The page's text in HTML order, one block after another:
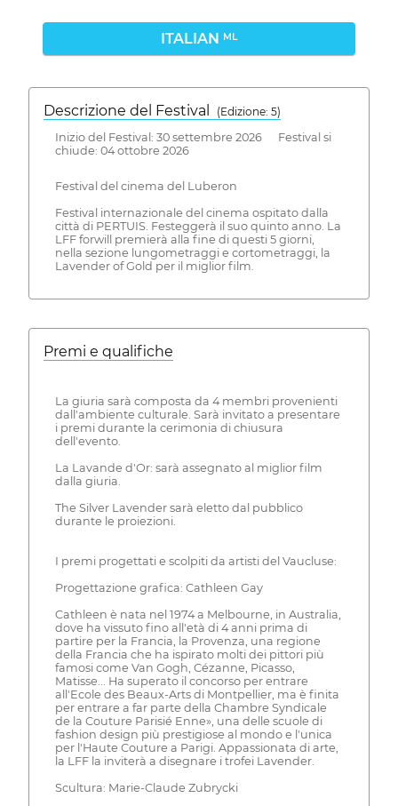
ITALIAN ML
Descrizione del Festival
( Edizione: 5)
Inizio del Festival: 30 settembre 2026 Festival si
chiude: 04 ottobre 2026
Festival del cinema del Luberon
Festival internazionale del cinema ospitato dalla
città di PERTUIS. Festeggerà il suo quinto anno. La
LFF forwill premierà alla fine di questi 5 giorni,
nella sezione lungometraggi e cortometraggi, la
Lavender of Gold per il miglior film.
Premi e qualifiche
La giuria sarà composta da 4 membri provenienti
dall'ambiente culturale. Sarà invitato a presentare
i premi durante la cerimonia di chiusura
dell'evento.
La Lavande d'Or: sarà assegnato al miglior film
dalla giuria.
The Silver Lavender sarà eletto dal pubblico
durante le proiezioni.
I premi progettati e scolpiti da artisti del Vaucluse:
Progettazione grafica: Cathleen Gay
Cathleen è nata nel 1974 a Melbourne, in Australia,
dove ha vissuto fino all'età di 4 anni prima di
partire per la Francia, la Provenza, una regione
della Francia che ha ispirato molti dei pittori più
famosi come Van Gogh, Cézanne, Picasso,
Matisse... Ha superato il concorso per entrare
all'Ecole des Beaux-Arts di Montpellier, ma è finita
per entrare a far parte della Chambre Syndicale
de la Couture Parisié Enne», una delle scuole di
fashion design più prestigiose al mondo e l'unica
per l'Haute Couture a Parigi. Appassionata di arte,
la LFF la inviterà a disegnare i trofei Lavender.
Scultura: Marie-Claude Zubrycki